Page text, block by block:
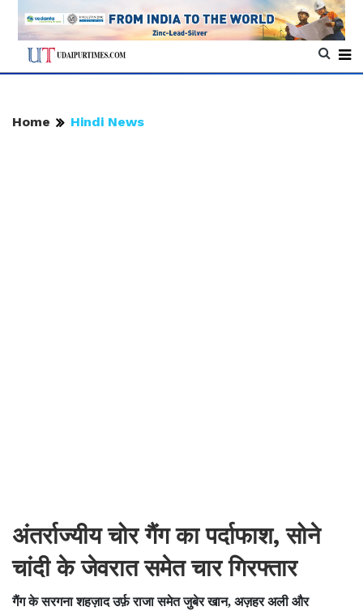
Home Hindi News
अंतर्राज्यीय चोर गैंग का पर्दाफाश, सोने
चांदी के जेवरात समेत चार गिरफ्तार
गैंग के सरगना शहज़ाद उर्फ़ राजा समेत जुबेर खान, अज़हर अली और